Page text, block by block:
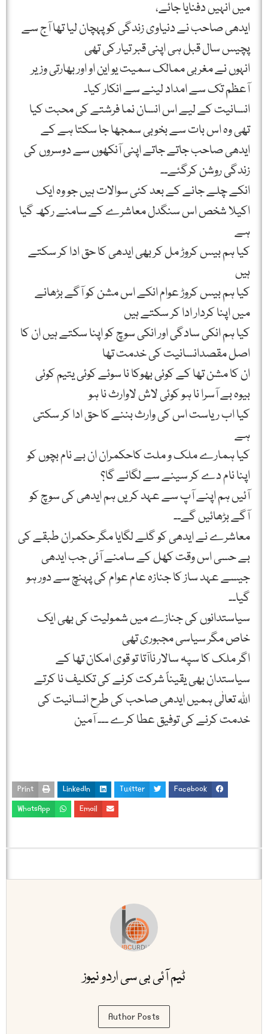
میں انہیں دفنایا جائے،
ایدھی صاحب نے دنیاوی زندگی کو پہچان لیا تھا آج سے
پچیس سال قبل ہی اپنی قبر تیار کی تھی
انہوں نے مغربی ممالک سمیت یو این او اور بھارتی وزیر
آعظم تک سے امداد لینے سے انکار کیا۔
انسانیت کے لیے اس انسان نما فرشتے کی محبت کیا
تھی وہ اس بات سے بخوبی سمجھا جا سکتا ہے کے
ایدھی صاحب جاتے جاتے اپنی آنکھوں سے دوسروں کی
زندگی روشن کرگئے۔۔
انکے چلے جانے کے بعد کئی سوالات ہیں جو وہ ایک
اکیلا شخص اس سنگدل معاشرے کے سامنے رکھ گیا
ہے
کیا ہم بیس کروڑ مل کر بھی ایدھی کا حق ادا کر سکتے
ہیں
کیا ہم بیس کروڑ عوام انکے اس مشن کو آگے بڑھانے
میں اپنا کردار ادا کر سکتے ہیں
کیا ہم انکی سادگی اور انکی سوچ کو اپنا سکتے ہیں ان کا
اصل مقصدانسانیت کی خدمت تھا
ان کا مشن تھا کے کوئی بھوکا نا سوئے کوئی یتیم کوئی
بیوہ بے آسرا نا ہو کوئی لاش لاوارث نا ہو
کیا اب ریاست اس کی وارث بننے کا حق ادا کر سکتی
ہے
کیا ہمارے ملک و ملت کاحکمران ان بے نام بچوں کو
اپنا نام دے کر سینے سے لگائے گا؟
آئیں ہم اپنے آپ سے عہد کریں ہم ایدھی کی سوچ کو
آگے بڑھائیں گے۔۔
معاشرے نے ایدھی کو گلے لگایا مگر حکمران طبقے کی
بے حسی اس وقت کھل کے سامنے آئی جب ایدھی
جیسے عہد ساز کا جنازہ عام عوام کی پہنچ سے دور ہو
گیا۔۔
سیاستدانوں کی جنازے میں شمولیت کی بھی ایک
خاص مگر سیاسی مجبوری تھی
اگر ملک کا سپہ سالار ناآتا تو قوی امکان تھا کے
سیاستدان بھی یقیناً شرکت کرنے کی تکلیف نا کرتے
اللہ تعالٰی ہمیں ایدھی صاحب کی طرح انسانیت کی
خدمت کرنے کی توفیق عطا کرے ۔۔۔ آمین
Facebook
Twitter
LinkedIn
Print
Email
WhatsApp
ٹیم آئی بی سی اردو نیوز
Author Posts